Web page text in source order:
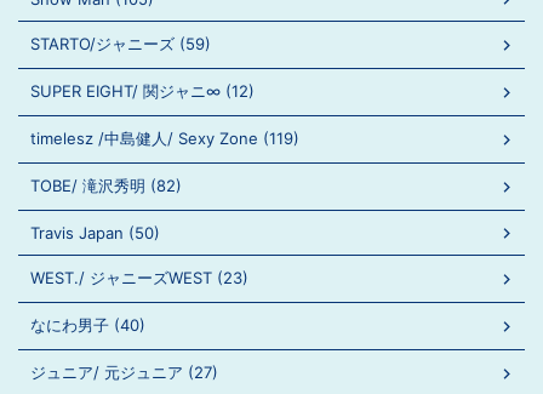
STARTO/ジャニーズ (59)
SUPER EIGHT/ 関ジャニ∞ (12)
timelesz /中島健人/ Sexy Zone (119)
TOBE/ 滝沢秀明 (82)
Travis Japan (50)
WEST./ ジャニーズWEST (23)
なにわ男子 (40)
ジュニア/ 元ジュニア (27)